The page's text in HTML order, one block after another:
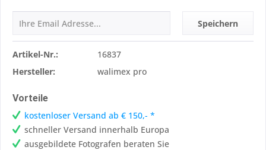
Speichern
Artikel-Nr.:
16837
Hersteller:
walimex pro
Vorteile
kostenloser Versand ab € 150,- *
schneller Versand innerhalb Europa
ausgebildete Fotografen beraten Sie